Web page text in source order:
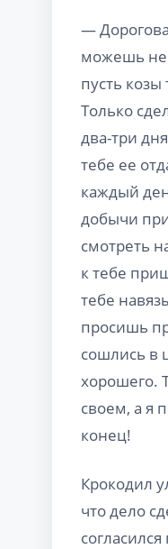
—
можешь не
пусть козы
Только
два-три
тебе ее
каждый
добычи
смотреть
к тебе
тебе
просишь
сошлись в
хорошего.
своем, а я
конец!
Крокодил
что дело